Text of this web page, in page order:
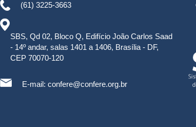
(61) 3225-3663
SBS, Qd 02, Bloco Q, Edifício João Carlos Saad
- 14º andar, salas 1401 a 1406, Brasília - DF,
CEP 70070-120
E-mail: confere@confere.org.br